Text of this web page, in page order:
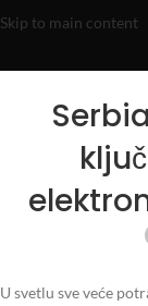
Skip to main content
U svetlu sve veće